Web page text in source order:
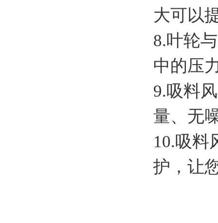
大可以
8.叶轮
中的压
9.吸料
量、无
10.吸料
护，让